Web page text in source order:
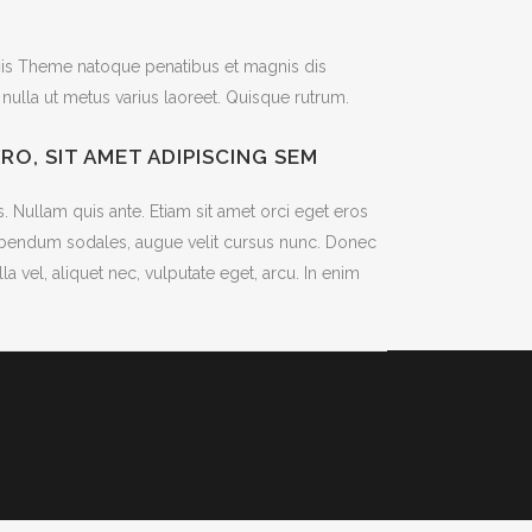
Theme natoque penatibus et magnis dis
ut metus varius laoreet. Quisque rutrum.
SIT AMET ADIPISCING SEM
Nullam quis ante. Etiam sit amet orci eget eros
sodales, augue velit cursus nunc. Donec
vel, aliquet nec, vulputate eget, arcu. In enim